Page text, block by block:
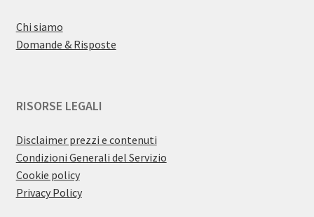
Chi siamo
Domande & Risposte
RISORSE LEGALI
Disclaimer prezzi e contenuti
Condizioni Generali del Servizio
Cookie policy
Privacy Policy